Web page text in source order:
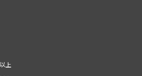
上